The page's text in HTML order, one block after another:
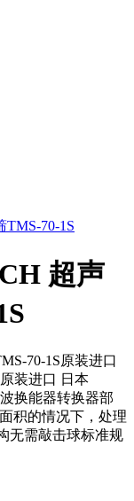
超声
70-1S原装进口
装进口 日本
换能器转换器部
积的情况下，处理
无需敲击球标准规